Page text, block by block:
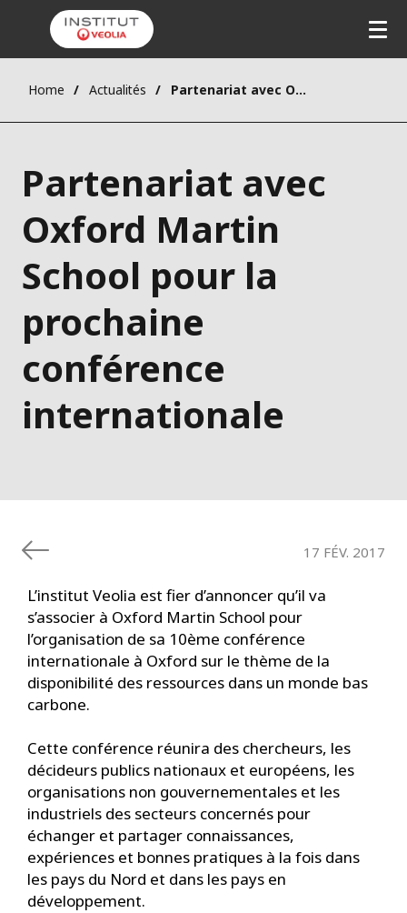
Home Actualités Partenariat avec Oxford Martin School pour la prochaine conférence internationale
Partenariat avec
Oxford Martin
School pour la
prochaine
conférence
internationale
17 FÉV. 2017
L’institut Veolia est fier d’annoncer qu’il va
s’associer à Oxford Martin School pour
l’organisation de sa 10ème conférence
internationale à Oxford sur le thème de la
disponibilité des ressources dans un monde bas
carbone.
Cette conférence réunira des chercheurs, les
décideurs publics nationaux et européens, les
organisations non gouvernementales et les
industriels des secteurs concernés pour
échanger et partager connaissances,
expériences et bonnes pratiques à la fois dans
les pays du Nord et dans les pays en
développement.